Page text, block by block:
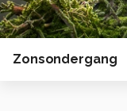
Zonsondergang